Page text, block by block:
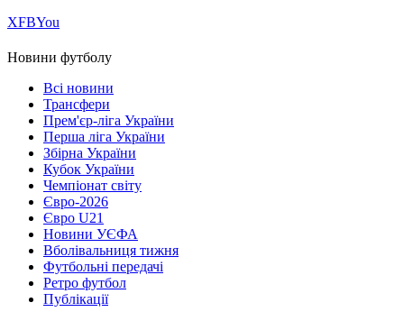
ХFBYou
Новини футболу
Всі новини
Трансфери
Прем'єр-ліга України
Перша ліга України
Збірна України
Кубок України
Чемпіонат світу
Євро-2026
Євро U21
Новини УЄФА
Вболівальниця тижня
Футбольні передачі
Ретро футбол
Публікації